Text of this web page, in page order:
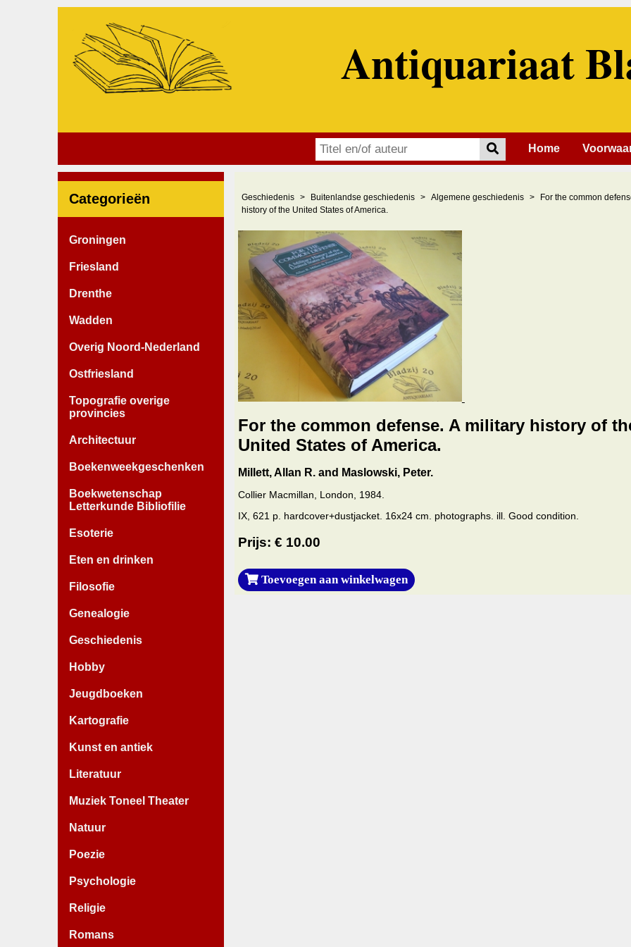
Antiquariaat
Home
Categorieën
Groningen
Friesland
Drenthe
Wadden
Overig Noord-Nederland
Ostfriesland
Topografie overige
provincies
Architectuur
Boekenweekgeschenken
Boekwetenschap
Letterkunde Bibliofilie
Esoterie
Eten en drinken
Filosofie
Genealogie
Geschiedenis
Hobby
Jeugdboeken
Kartografie
Kunst en antiek
Literatuur
Muziek Toneel Theater
Natuur
Poezie
Psychologie
Religie
Romans
Geschiedenis Buitenlandse geschiedenis Algemene geschiedenis
For the common
history of the United States of America.
For the common defense. A military history of
United States of America.
Millett, Allan R. and Maslowski, Peter.
Collier Macmillan, London, 1984.
IX, 621 p. hardcover+dustjacket. 16x24 cm. photographs. ill. Good condition.
Prijs: € 10.00
Toevoegen aan winkelwagen